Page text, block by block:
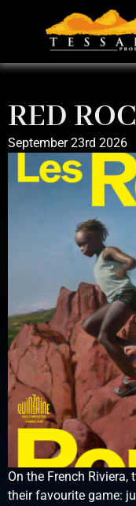
RED
September 23rd 2026
On the French
their favourite game: